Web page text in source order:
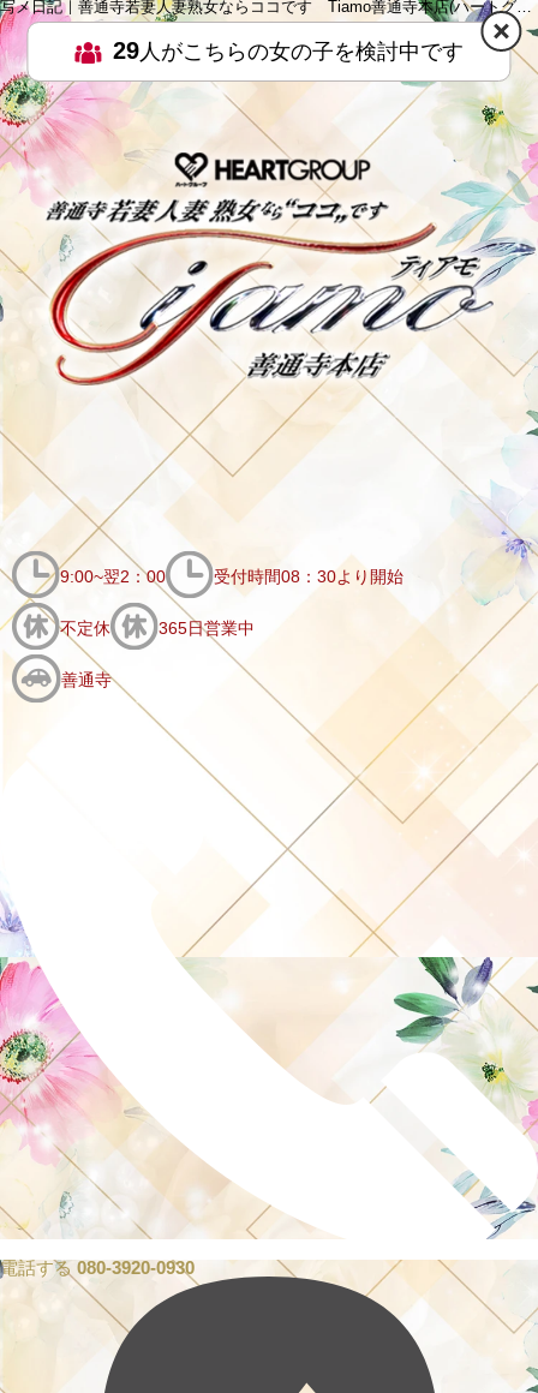
写メ日記｜善通寺若妻人妻熟女ならココです Tiamo善通寺本店(ハートグループ)
9:00~翌2：00 受付時間08：30より開始
不定休 365日営業中
善通寺
電話する 080-3920-0930
29人がこちらの女の子を検討中です